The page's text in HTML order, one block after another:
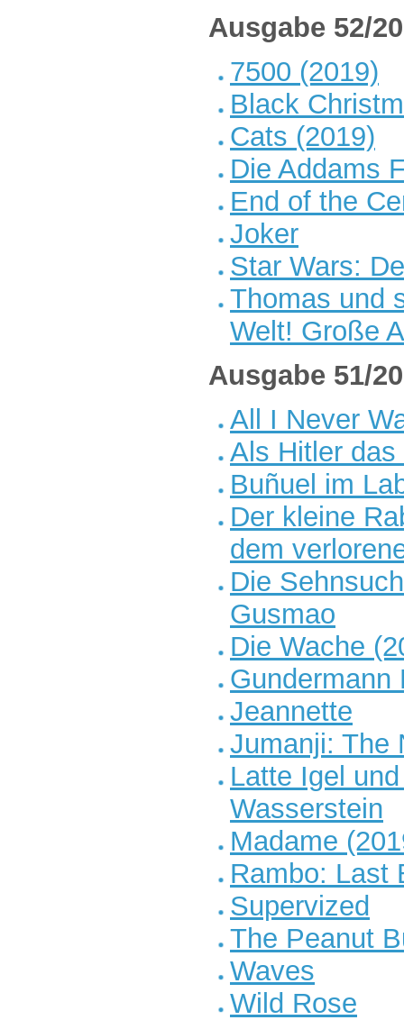
Ausgabe 52/
7500 (2019)
Black
Cats (2019)
Die Addams
End of the
Joker
Star Wars:
Thomas und
Welt! Große
Ausgabe 51/
All I Never
Als Hitler
Buñuel im
Der kleine
dem
Die
Gusmao
Die Wache
Gundermann
Jeannette
Jumanji: The
Latte Igel
Wasserstein
Madame
Rambo: Last
Supervized
The Peanut
Waves
Wild Rose